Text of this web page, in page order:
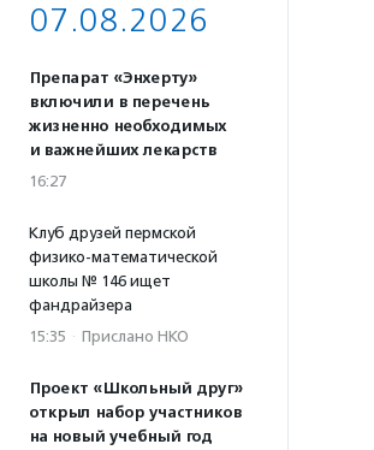
07.08.2026
Препарат «Энхерту»
включили в перечень
жизненно необходимых
и важнейших лекарств
16:27
Клуб друзей пермской
физико-математической
школы № 146 ищет
фандрайзера
15:35 · Прислано НКО
Проект «Школьный друг»
открыл набор участников
на новый учебный год